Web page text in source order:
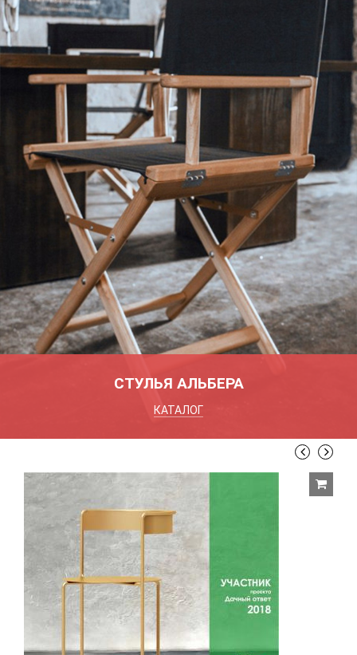
СТУЛЬЯ АЛЬБЕРА
КАТАЛОГ